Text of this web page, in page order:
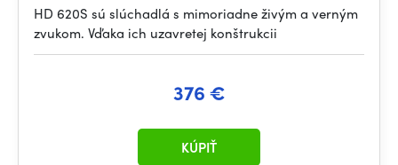
HD 620S sú slúchadlá s mimoriadne živým a verným
zvukom. Vďaka ich uzavretej konštrukcii
376 €
KÚPIŤ